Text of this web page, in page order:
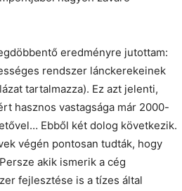
eredményre jutottam:
rendszer lánckerekeinek
tartalmazza). Ez azt jelenti,
hasznos vastagsága már 2000-
Ebből két dolog következik.
végén pontosan tudták, hogy
akik ismerik a cég
fejlesztése is a tízes által